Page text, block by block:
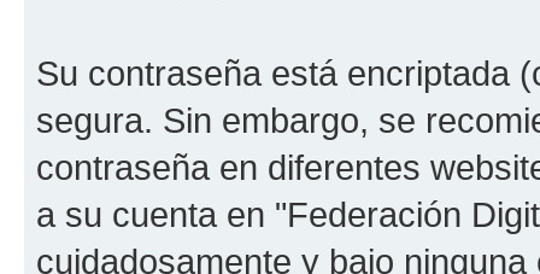
Su contraseña está encriptada
segura. Sin embargo, se
contraseña en diferentes
a su cuenta en "Federación
cuidadosamente y bajo